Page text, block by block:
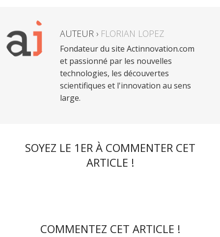
AUTEUR › FLORIAN LOPEZ
Fondateur du site Actinnovation.com
et passionné par les nouvelles
technologies, les découvertes
scientifiques et l'innovation au sens
large.
SOYEZ LE 1ER À COMMENTER CET
ARTICLE !
COMMENTEZ CET ARTICLE !